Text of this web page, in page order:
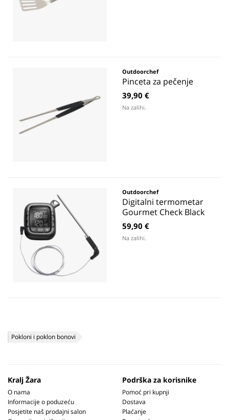
Outdoorchef
Pinceta za pečenje
39,90 €
Na zalihi.
Outdoorchef
Digitalni termometar
Gourmet Check Black
59,90 €
Na zalihi.
Pokloni i poklon bonovi
Kralj Žara
O nama
Informacije o poduzeću
Posjetite naš prodajni salon
Podrška za korisnike
Pomoć pri kupnji
Dostava
Plaćanje